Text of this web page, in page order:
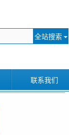
全站搜索
联系我们